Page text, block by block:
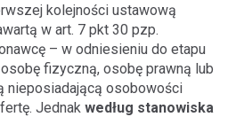
kolejności ustawową
w art. 7 pkt 30 pzp.
– w odniesieniu do etapu
fizyczną, osobę prawną lub
nieposiadającą osobowości
Jednak według stanowiska